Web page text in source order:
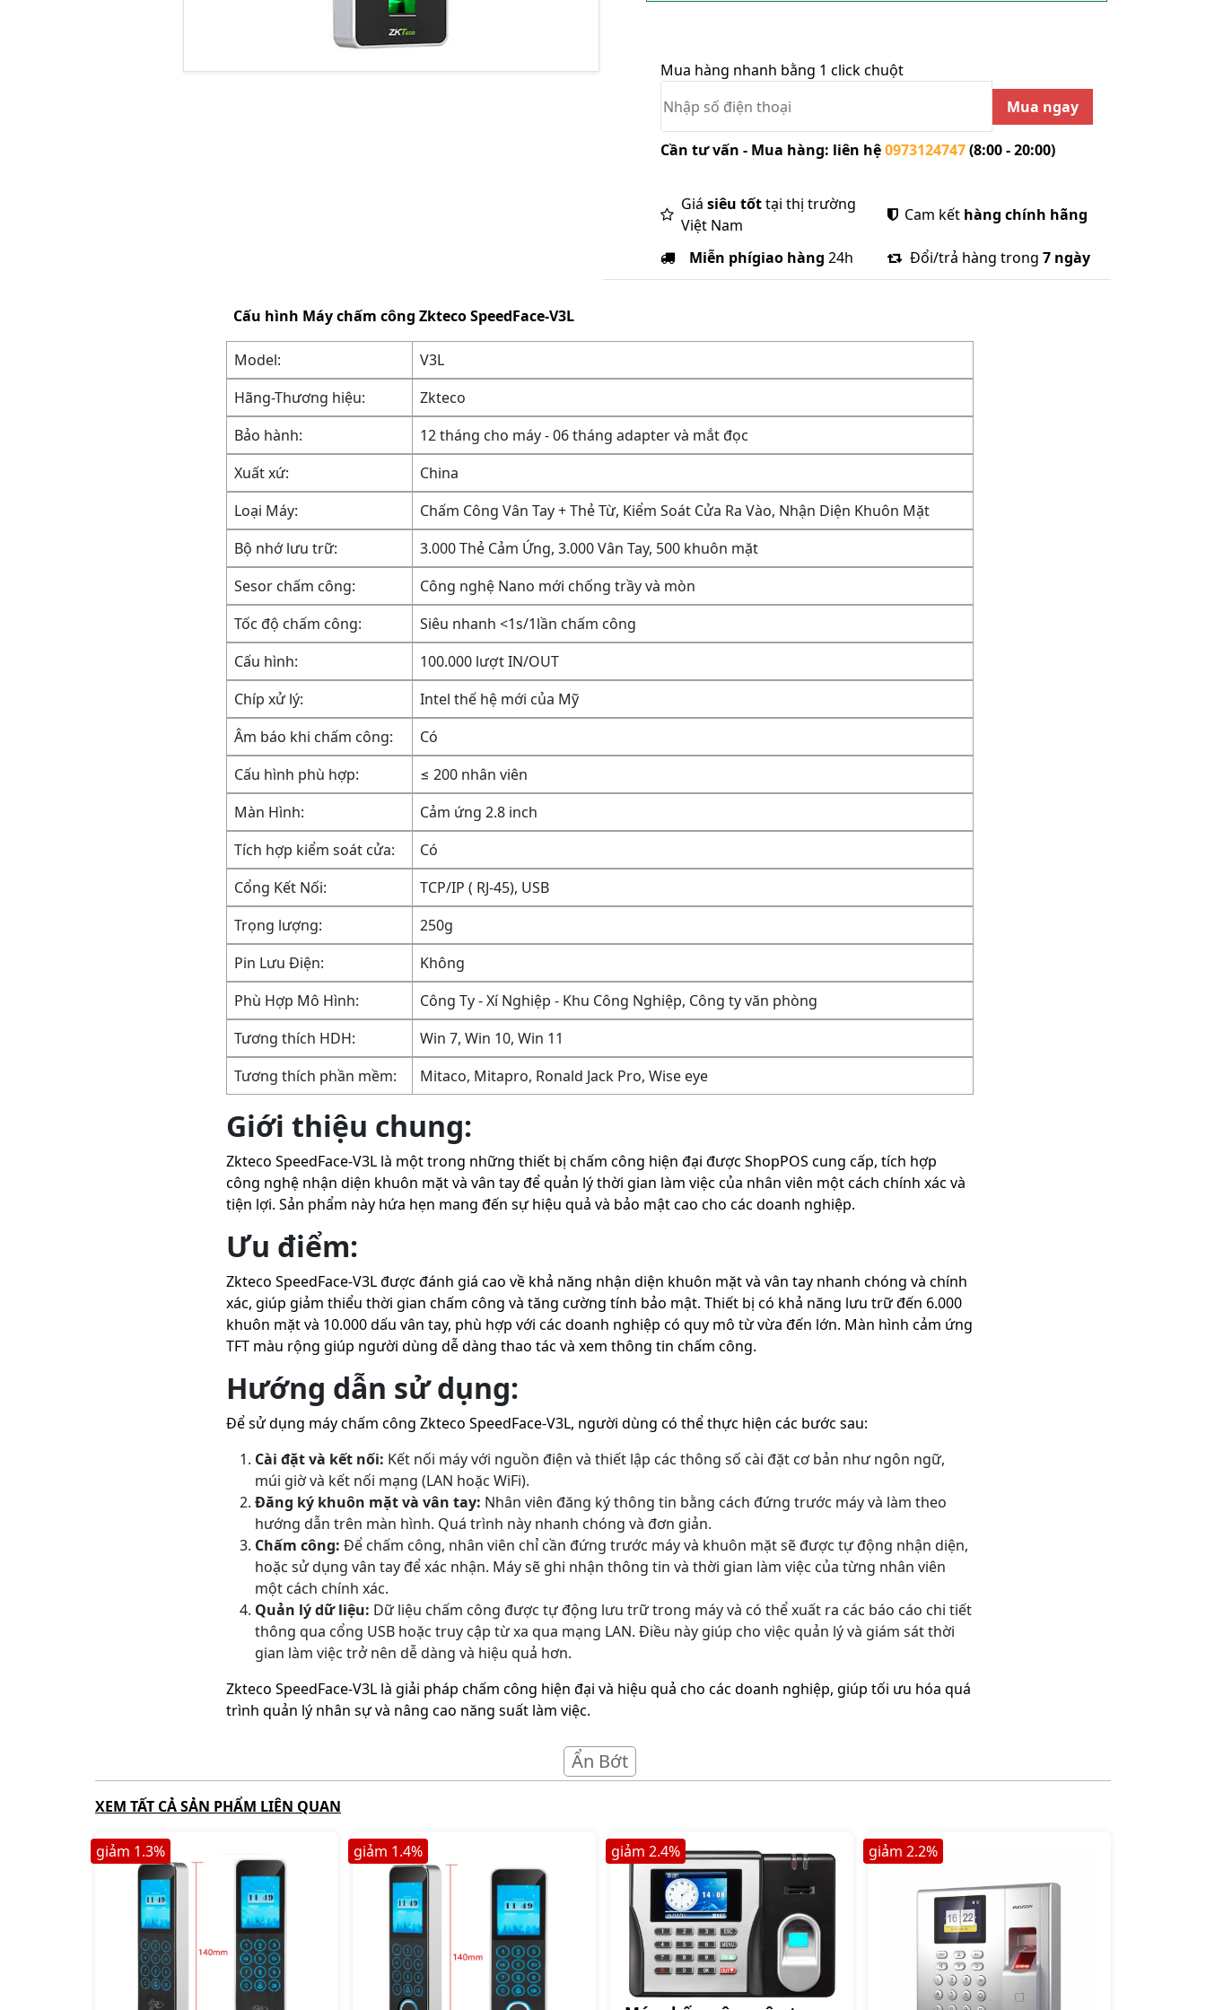
Mua hàng nhanh bằng 1 click chuột
Mua ngay
Cần tư vấn - Mua hàng: liên hệ0973124747(8:00 - 20:00)
Giá siêu tốttại thị trường
Việt Nam
Cam kết hàng chính hãng
Miễn phígiao hàng 24h Đổi/trả hàng trong 7 ngày
Cấu hình Máy chấm công Zkteco SpeedFace-V3L
Model:
V3L
Hãng-Thương hiệu:
Zkteco
Bảo hành:
12 tháng cho máy - 06 tháng adapter và mắt đọc
Xuất xứ:
China
Loại Máy:
Chấm Công Vân Tay + Thẻ Từ, Kiểm Soát Cửa Ra Vào, Nhận Diện Khuôn Mặt
Bộ nhớ lưu trữ:
3.000 Thẻ Cảm Ứng, 3.000 Vân Tay, 500 khuôn mặt
Sesor chấm công:
Công nghệ Nano mới chống trầy và mòn
Tốc độ chấm công:
Siêu nhanh <1s/1lần chấm công
Cấu hình:
100.000 lượt IN/OUT
Chíp xử lý:
Intel thế hệ mới của Mỹ
Âm báo khi chấm công:
Có
Cấu hình phù hợp:
≤ 200 nhân viên
Màn Hình:
Cảm ứng 2.8 inch
Tích hợp kiểm soát cửa:
Có
Cổng Kết Nối:
TCP/IP ( RJ-45), USB
Trọng lượng:
250g
Pin Lưu Điện:
Không
Phù Hợp Mô Hình:
Công Ty - Xí Nghiệp - Khu Công Nghiệp, Công ty văn phòng
Tương thích HDH:
Win 7, Win 10, Win 11
Tương thích phần mềm:
Mitaco, Mitapro, Ronald Jack Pro, Wise eye
Giới thiệu chung:
Zkteco SpeedFace-V3L là một trong những thiết bị chấm công hiện đại được ShopPOS cung cấp, tích hợp
công nghệ nhận diện khuôn mặt và vân tay để quản lý thời gian làm việc của nhân viên một cách chính xác và
tiện lợi. Sản phẩm này hứa hẹn mang đến sự hiệu quả và bảo mật cao cho các doanh nghiệp.
Ưu điểm:
Zkteco SpeedFace-V3L được đánh giá cao về khả năng nhận diện khuôn mặt và vân tay nhanh chóng và chính
xác, giúp giảm thiểu thời gian chấm công và tăng cường tính bảo mật. Thiết bị có khả năng lưu trữ đến 6.000
khuôn mặt và 10.000 dấu vân tay, phù hợp với các doanh nghiệp có quy mô từ vừa đến lớn. Màn hình cảm ứng
TFT màu rộng giúp người dùng dễ dàng thao tác và xem thông tin chấm công.
Hướng dẫn sử dụng:
Để sử dụng máy chấm công Zkteco SpeedFace-V3L, người dùng có thể thực hiện các bước sau:
Cài đặt và kết nối: Kết nối máy với nguồn điện và thiết lập các thông số cài đặt cơ bản như ngôn ngữ,
múi giờ và kết nối mạng (LAN hoặc WiFi).
Đăng ký khuôn mặt và vân tay: Nhân viên đăng ký thông tin bằng cách đứng trước máy và làm theo
hướng dẫn trên màn hình. Quá trình này nhanh chóng và đơn giản.
Chấm công: Để chấm công, nhân viên chỉ cần đứng trước máy và khuôn mặt sẽ được tự động nhận diện,
hoặc sử dụng vân tay để xác nhận. Máy sẽ ghi nhận thông tin và thời gian làm việc của từng nhân viên
một cách chính xác.
Quản lý dữ liệu: Dữ liệu chấm công được tự động lưu trữ trong máy và có thể xuất ra các báo cáo chi tiết
thông qua cổng USB hoặc truy cập từ xa qua mạng LAN. Điều này giúp cho việc quản lý và giám sát thời
gian làm việc trở nên dễ dàng và hiệu quả hơn.
Zkteco SpeedFace-V3L là giải pháp chấm công hiện đại và hiệu quả cho các doanh nghiệp, giúp tối ưu hóa quá
trình quản lý nhân sự và nâng cao năng suất làm việc.
Ẩn Bớt
XEM TẤT CẢ SẢN PHẨM LIÊN QUAN
giảm 1.3% giảm 1.4% giảm 2.4% giảm 2.2%